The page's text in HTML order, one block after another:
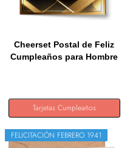
Cheerset Postal de Feliz
Cumpleaños para Hombre
Tarjetas Cumpleaños
FELICITACIÓN FEBRERO 1941